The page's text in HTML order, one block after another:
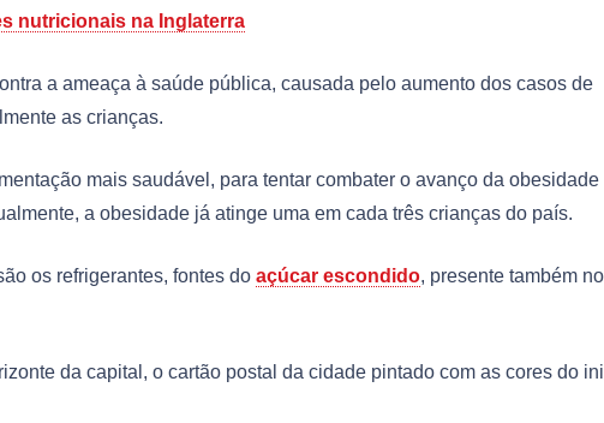
nutricionais na Inglaterra
a ameaça à saúde pública, causada pelo aumento dos casos de
as crianças.
mais saudável, para tentar combater o avanço da obesidade
a obesidade já atinge uma em cada três crianças do país.
os refrigerantes, fontes do açúcar escondido, presente também
da capital, o cartão postal da cidade pintado com as cores do